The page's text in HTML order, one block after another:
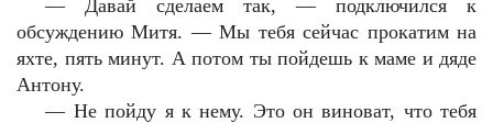
—Давай сделаем так, — подключился к
обсуждению Митя. — Мы тебя сейчас прокатим на
яхте, пять минут. А потом ты пойдешь к маме и дяде
Антону.
— Не пойду я к нему. Это он виноват, что тебя